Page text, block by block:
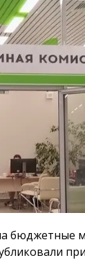
бюджетные